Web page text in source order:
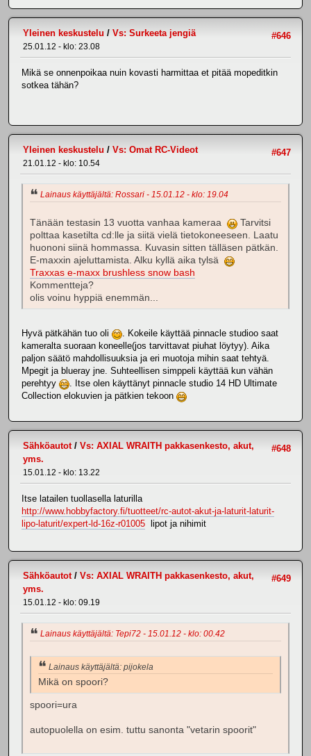
#646
Yleinen keskustelu / Vs: Surkeeta jengiä
25.01.12 - klo: 23.08
Mikä se onnenpoikaa nuin kovasti harmittaa et pitää mopeditkin
sotkea tähän?
#647
Yleinen keskustelu / Vs: Omat RC-Videot
21.01.12 - klo: 10.54
Lainaus käyttäjältä: Rossari - 15.01.12 - klo: 19.04
Tänään testasin 13 vuotta vanhaa kameraa
Tarvitsi
polttaa kasetilta cd:lle ja siitä vielä tietokoneeseen. Laatu
huononi siinä hommassa. Kuvasin sitten tälläsen pätkän.
E-maxxin ajeluttamista. Alku kyllä aika tylsä
Traxxas e-maxx brushless snow bash
Kommentteja?
olis voinu hyppiä enemmän...
Hyvä pätkähän tuo oli
. Kokeile käyttää pinnacle studioo saat
kameralta suoraan koneelle(jos tarvittavat piuhat löytyy). Aika
paljon säätö mahdollisuuksia ja eri muotoja mihin saat tehtyä.
Mpegit ja blueray jne. Suhteellisen simppeli käyttää kun vähän
perehtyy
. Itse olen käyttänyt pinnacle studio 14 HD Ultimate
Collection elokuvien ja pätkien tekoon
#648
Sähköautot/ Vs: AXIAL WRAITH pakkasenkesto, akut,
yms.
15.01.12 - klo: 13.22
Itse latailen tuollasella laturilla
http://www.hobbyfactory.fi/tuotteet/rc-autot-akut-ja-laturit-laturit-
lipo-laturit/expert-ld-16z-r01005 lipot ja nihimit
#649
Sähköautot/ Vs: AXIAL WRAITH pakkasenkesto, akut,
yms.
15.01.12 - klo: 09.19
Lainaus käyttäjältä: Tepi72 - 15.01.12 - klo: 00.42
Lainaus käyttäjältä: pijokela
Mikä on spoori?
spoori=ura
autopuolella on esim. tuttu sanonta "vetarin spoorit"